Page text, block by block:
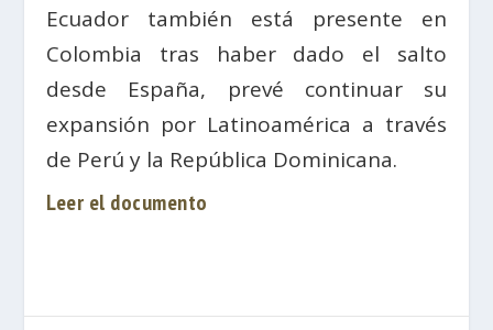
Ecuador también está presente en
Colombia tras haber dado el salto
desde España, prevé continuar su
expansión por Latinoamérica a través
de Perú y la República Dominicana.
Leer el documento